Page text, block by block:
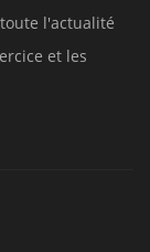
l'actualité
et les